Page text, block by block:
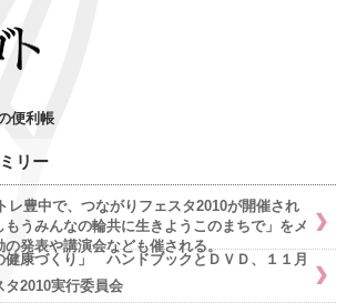
便利帳
リー
レ豊中で、つながりフェスタ2010が開催され
うみんなの輪共に生きようこのまちで」をメ
発表や講演会なども催される。
2010実行委員会
健康づくり」 ハンドブックとＤＶＤ、１１月